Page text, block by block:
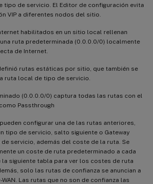
tipo de servicio. El Editor de configuración evita
VIP a diferentes nodos del sitio.
habilitados en un sitio local rellenan
ruta predeterminada (0.0.0.0/0) localmente
de Internet.
rutas estáticas por sitio, que también se
ruta local de tipo de servicio.
(0.0.0.0/0) captura todas las rutas con el
Passthrough
configurar una de las rutas anteriores,
tipo de servicio, salto siguiente o Gateway
servicio, además del coste de la ruta. Se
un coste de ruta predeterminado a cada
siguiente tabla para ver los costes de ruta
solo las rutas de confianza se anuncian a
Las rutas que no son de confianza las